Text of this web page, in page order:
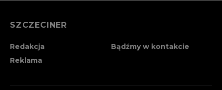
SZCZECINER
Redakcja
Bądźmy w kontakcie
Reklama